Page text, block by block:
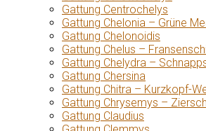
Gattung Centrochelys
Gattung Chelonia – Grüne
Gattung Chelonoidis
Gattung Chelus –
Gattung Chelydra –
Gattung Chersina
Gattung Chitra – Kurzkopf-
Gattung Chrysemys –
Gattung Claudius